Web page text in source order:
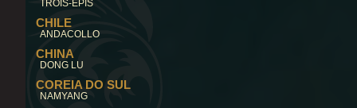
TROIS-EPIS
CHILE
ANDACOLLO
CHINA
DONG LU
COREIA DO SUL
NAMYANG